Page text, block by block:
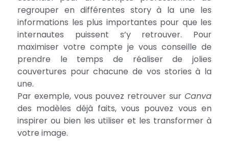
regrouper en différentes story à la une les
informations les plus importantes pour que les
internautes puissent s’y retrouver. Pour
maximiser votre compte je vous conseille de
prendre le temps de réaliser de jolies
couvertures pour chacune de vos stories à la
une.
Par exemple, vous pouvez retrouver sur Canva
des modèles déjà faits, vous pouvez vous en
inspirer ou bien les utiliser et les transformer à
votre image.